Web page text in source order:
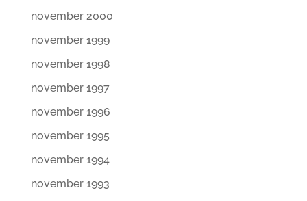
november 2000
november 1999
november 1998
november 1997
november 1996
november 1995
november 1994
november 1993